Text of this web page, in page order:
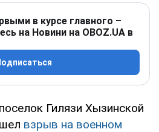
в курсе главного –
на Новини на OBOZ.UA в
Гилязи Хызинской
взрыв на военном